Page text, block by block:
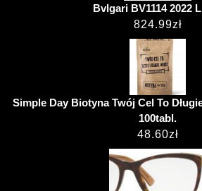
Bvlgari BV1114 2022
824.99zł
Simple Day Biotyna Twój Cel To
100tabl.
48.60zł